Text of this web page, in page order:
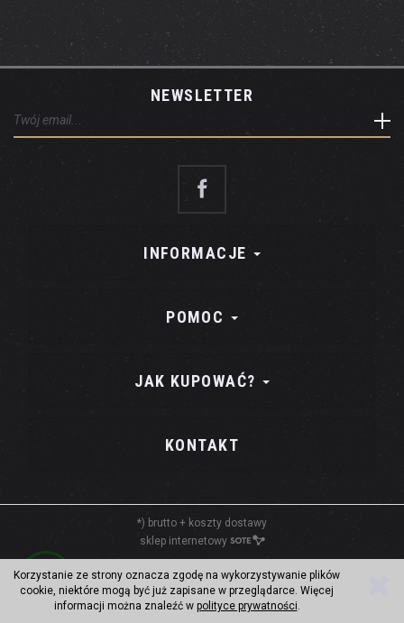
NEWSLETTER
INFORMACJE
POMOC
JAK KUPOWAĆ?
KONTAKT
*) brutto + koszty dostawy
sklep internetowy
Korzystanie ze strony oznacza zgodę na wykorzystywanie plików
cookie, niektóre mogą być już zapisane w przeglądarce. Więcej
informacji można znaleźć w polityce prywatności.